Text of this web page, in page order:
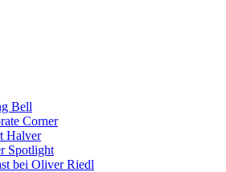
Bell
Corner
Halver
Spotlight
bei Oliver Riedl